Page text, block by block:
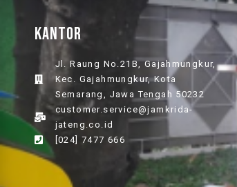
KANTOR
Jl. Raung No.21B, Gajahmungkur,
Kec. Gajahmungkur, Kota
Semarang, Jawa Tengah 50232
customer.service@jamkrida-
jateng.co.id
[024] 7477 666